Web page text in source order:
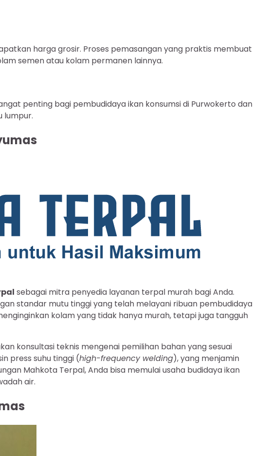
harga grosir. Proses pemasangan yang praktis membuat
semen atau kolam permanen lainnya.
penting bagi pembudidaya ikan konsumsi di Purwokerto dan
lumpur.
sebagai mitra penyedia layanan terpal murah bagi Anda.
standar mutu tinggi yang telah melayani ribuan pembudidaya
kolam yang tidak hanya murah, tetapi juga tangguh
konsultasi teknis mengenai pemilihan bahan yang sesuai
press suhu tinggi (high-frequency welding), yang menjamin
Mahkota Terpal, Anda bisa memulai usaha budidaya ikan
air.